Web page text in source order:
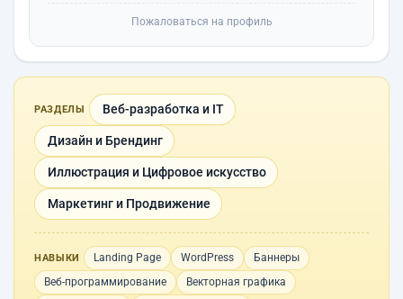
Пожаловаться на профиль
РАЗДЕЛЫ Веб-разработка и IT
Дизайн и Брендинг
Иллюстрация и Цифровое искусство
Маркетинг и Продвижение
НАВЫКИ Landing Page WordPress
Баннеры
Веб-программирование
Векторная графика